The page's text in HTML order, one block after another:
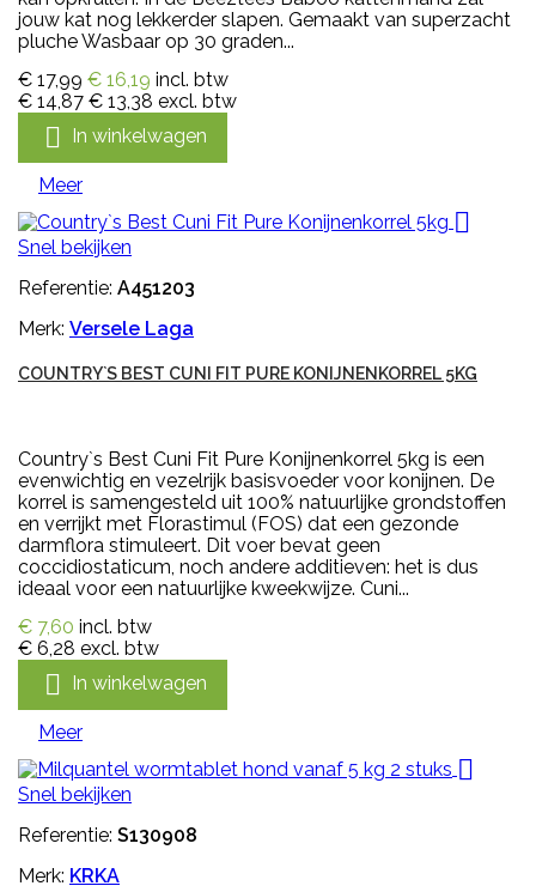
jouw kat nog lekkerder slapen. Gemaakt van superzacht
pluche Wasbaar op 30 graden...
€ 17,99 € 16,19 incl. btw
€ 14,87 € 13,38 excl. btw
 In winkelwagen
Meer

Snel bekijken
Referentie: A451203
Merk: Versele Laga
COUNTRY`S BEST CUNI FIT PURE KONIJNENKORREL 5KG
Country`s Best Cuni Fit Pure Konijnenkorrel 5kg is een
evenwichtig en vezelrijk basisvoeder voor konijnen. De
korrel is samengesteld uit 100% natuurlijke grondstoffen
en verrijkt met Florastimul (FOS) dat een gezonde
darmflora stimuleert. Dit voer bevat geen
coccidiostaticum, noch andere additieven: het is dus
ideaal voor een natuurlijke kweekwijze. Cuni...
€ 7,60 incl. btw
€ 6,28 excl. btw
 In winkelwagen
Meer

Snel bekijken
Referentie: S130908
Merk: KRKA